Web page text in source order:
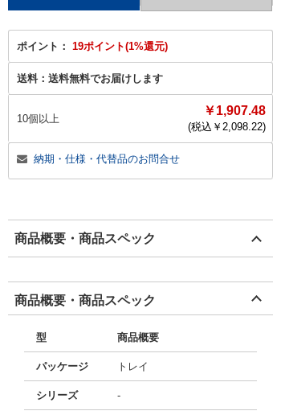
ポイント： 19ポイント(1%還元)
送料： 送料無料でお届けします
10個以上
￥1,907.48
(税込￥ 2,098.22)
納期・仕様・代替品のお問合せ
商品概要・商品スペック
商品概要・商品スペック
型 商品概要
パッケージ トレイ
シリーズ -